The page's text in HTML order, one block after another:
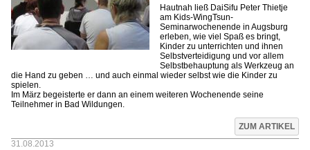
Hautnah ließ DaiSifu Peter Thietje
am Kids-WingTsun-
Seminarwochenende in Augsburg
erleben, wie viel Spaß es bringt,
Kinder zu unterrichten und ihnen
Selbstverteidigung und vor allem
Selbstbehauptung als Werkzeug an
die Hand zu geben … und auch einmal wieder selbst wie die Kinder zu
spielen.
Im März begeisterte er dann an einem weiteren Wochenende seine
Teilnehmer in Bad Wildungen.
ZUM ARTIKEL
31.08.2013